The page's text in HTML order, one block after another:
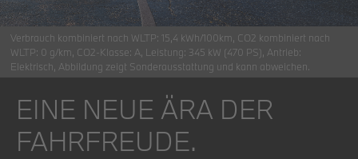
Verbrauch kombiniert nach WLTP: 15,4 kWh/100km CO2 kombiniert nach
WLTP: 0 g/km CO2-Klasse: A Leistung: 345 kW (470 PS) Antrieb:
Elektrisch Abbildung zeigt Sonderausstattung und kann abweichen.
EINE NEUE ÄRA DER
FAHRFREUDE.